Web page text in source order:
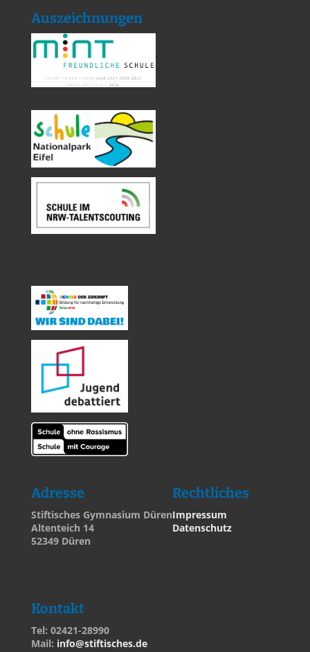
Auszeichnungen
Adresse
Stiftisches Gymnasium Düren
Altenteich 14
52349 Düren
Rechtliches
Impressum
Datenschutz
Kontakt
Tel: 02421-28990
Mail: info@stiftisches.de